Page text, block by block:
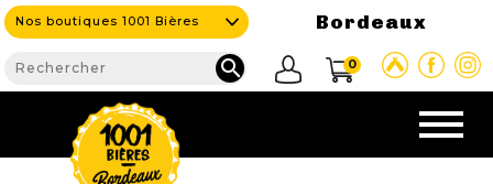
Nos boutiques 1001 Bières Bordeaux
 0